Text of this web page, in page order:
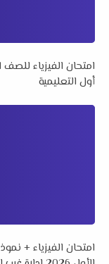
أول التعليمية
امتحان الفيزياء +